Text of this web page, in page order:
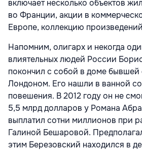
включает несколько объектов
во Франции, акции в
Европе, коллекцию
Напомним, олигарх и некогда
влиятельных людей России
покончил с собой в доме бывшей
Лондоном. Его нашли в ванной
повешения. В 2012 году он не
5,5 млрд долларов у Романа
выплатил сотни миллионов при
Галиной Бешаровой.
этим Березовский находился в